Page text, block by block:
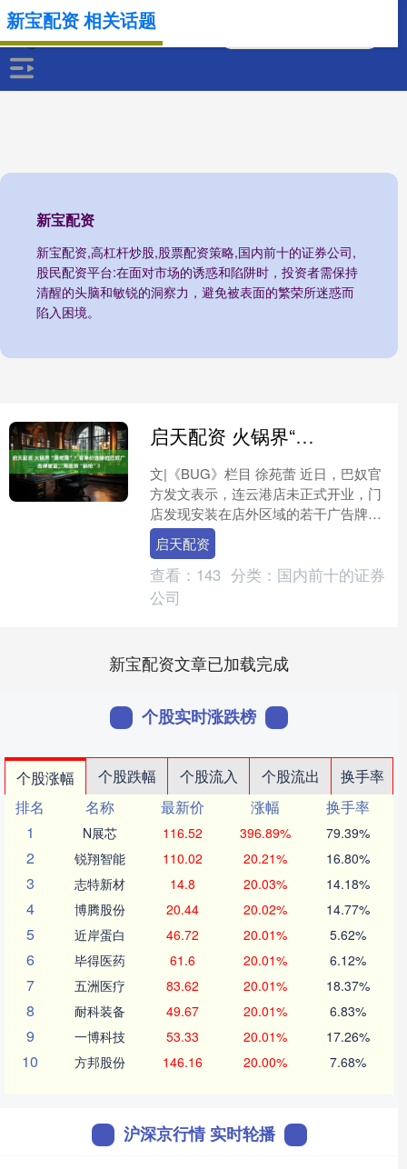
新宝配资
新宝配资,高杠杆炒股,股票配资策略,国内前十的证券公司,
股民配资平台:在面对市场的诱惑和陷阱时，投资者需保持
清醒的头脑和敏锐的洞察力，避免被表面的繁荣所迷惑而
陷入困境。
新宝配资 相关话题
启天配资 火锅界“黑吃黑”？客单价连降的巴奴广告牌被盗，海底捞“躺枪”？
文|《BUG》栏目 徐苑蕾 近日，巴奴官
方发文表示，连云港店未正式开业，门
店发现安装在店外区域的若干广告牌于
夜间被盗。巴奴方面称，已向当地公安
机关报案，并向公众....
启天配资
查看： 143 分类： 国内前十的证券
公司
新宝配资文章已加载完成
个股实时涨跌榜
个股涨幅 个股跌幅 个股流入 个股流出
换手率
排名
名称 最新价 涨幅
换手率
1
N展芯 116.52 396.89% 79.39%
2 锐翔智能 110.02 20.21% 16.80%
3 志特新材 14.8 20.03% 14.18%
4 博腾股份 20.44 20.02% 14.77%
5 近岸蛋白 46.72 20.01% 5.62%
6 毕得医药 61.6 20.01% 6.12%
7 五洲医疗 83.62 20.01% 18.37%
8 耐科装备 49.67 20.01% 6.83%
9 一博科技 53.33 20.01% 17.26%
10 方邦股份 146.16 20.00% 7.68%
沪深京行情 实时轮播